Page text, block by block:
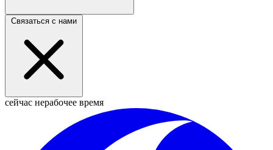
Связаться с нами
сейчас нерабочее время